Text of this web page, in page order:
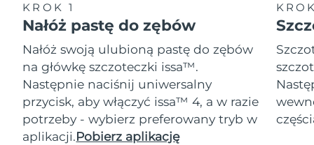
KROK 1
Nałóż pastę do zębów
Nałóż swoją ulubioną pastę do zębów
na główkę szczoteczki issa™.
Następnie naciśnij uniwersalny
przycisk, aby włączyć issa™ 4, a w razie
potrzeby - wybierz preferowany tryb w
aplikacji.Pobierz aplikację